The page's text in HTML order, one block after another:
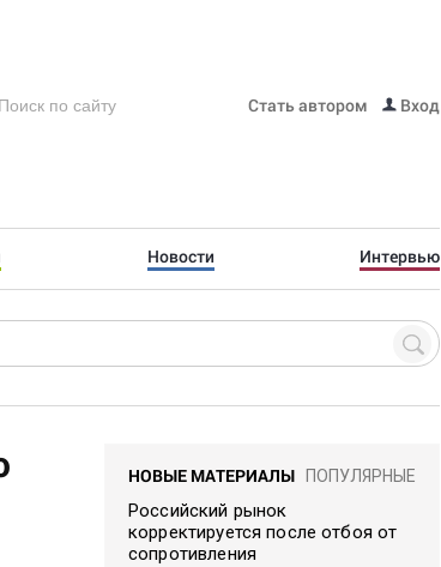
Стать автором Вход
Новости Интервью
НОВЫЕ МАТЕРИАЛЫ ПОПУЛЯРНЫЕ
Российский рынок
корректируется после отбоя от
сопротивления